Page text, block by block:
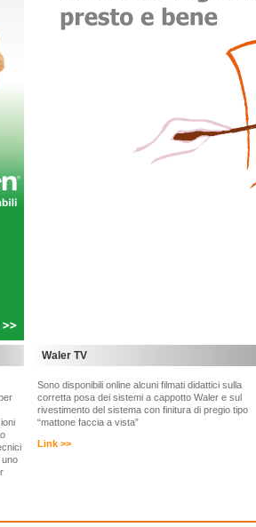
uno
Waler TV
Sono disponibili online alcuni filmati didattici sulla
corretta posa dei sistemi a cappotto Waler e sul
rivestimento del sistema con finitura di pregio tipo
“mattone faccia a vista”
Link >>